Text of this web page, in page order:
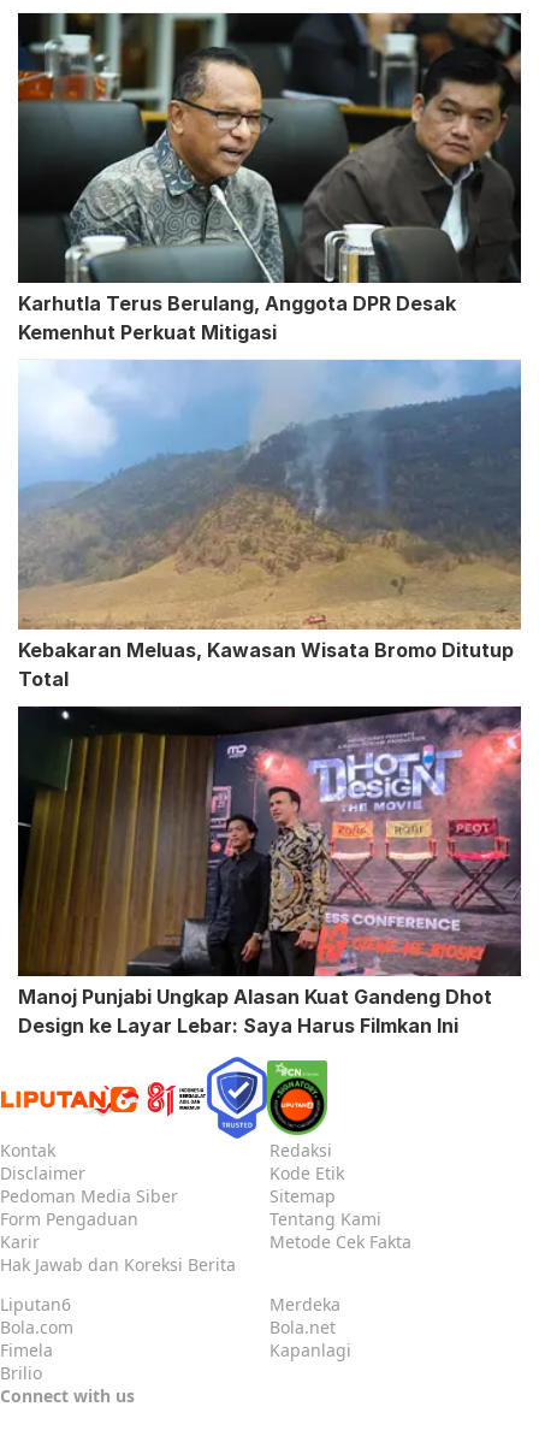
Karhutla Terus Berulang, Anggota DPR Desak
Kemenhut Perkuat Mitigasi
Kebakaran Meluas, Kawasan Wisata Bromo Ditutup
Total
Manoj Punjabi Ungkap Alasan Kuat Gandeng Dhot
Design ke Layar Lebar: Saya Harus Filmkan Ini
Kontak
Redaksi
Disclaimer
Kode Etik
Pedoman Media Siber
Sitemap
Form Pengaduan
Tentang Kami
Karir
Metode Cek Fakta
Hak Jawab dan Koreksi Berita
Liputan6
Merdeka
Bola.com
Bola.net
Fimela
Kapanlagi
Brilio
Connect with us